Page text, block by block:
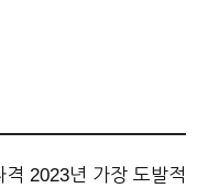
2023년 가장 도발적